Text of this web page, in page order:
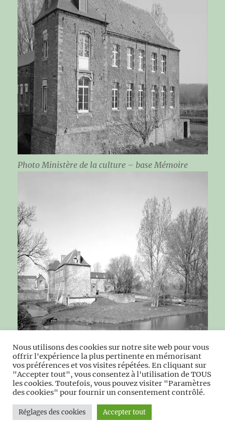
Photo Ministère de la culture – base Mémoire
Vue générale de l’ancien château et des douves,
depuis l’est.Photo MH
Nous utilisons des cookies sur notre site web pour vous
offrir l'expérience la plus pertinente en mémorisant
vos préférences et vos visites répétées. En cliquant sur
"Accepter tout", vous consentez à l'utilisation de TOUS
les cookies. Toutefois, vous pouvez visiter "Paramètres
des cookies" pour fournir un consentement contrôlé.
Réglages des cookies Accepter tout